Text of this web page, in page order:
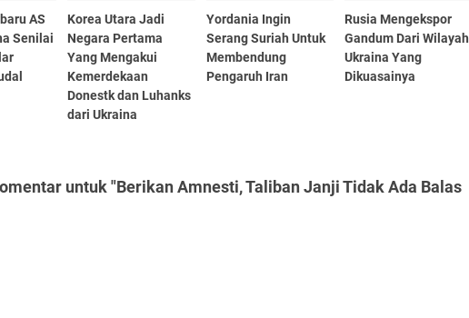
AS
Senilai
Korea Utara Jadi
Negara Pertama
Yang Mengakui
Kemerdekaan
Donestk dan Luhanks
dari Ukraina
Yordania Ingin
Serang Suriah Untuk
Membendung
Pengaruh Iran
Rusia Mengekspor
Gandum Dari Wilayah
Ukraina Yang
Dikuasainya
untuk "Berikan Amnesti, Taliban Janji Tidak Ada Balas